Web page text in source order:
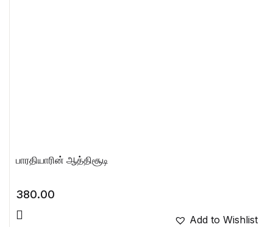
பாரதியாரின் ஆத்திசூடி
380.00
Add to Wishlist